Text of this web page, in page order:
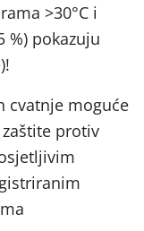
>30°C i
%) pokazuju
cvatnje moguće
protiv